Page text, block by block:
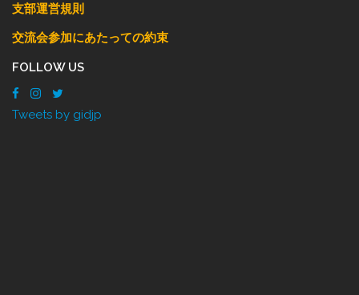
支部運営規則
交流会参加にあたっての約束
FOLLOW US
Tweets by gidjp